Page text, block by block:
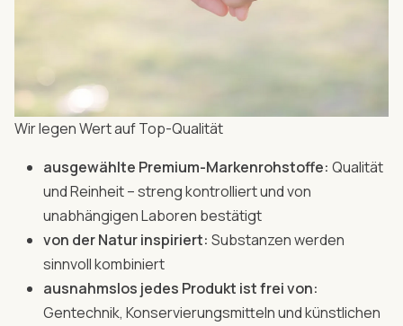
Wir legen Wert auf Top-Qualität
ausgewählte Premium-Markenrohstoffe: Qualität
und Reinheit – streng kontrolliert und von
unabhängigen Laboren bestätigt
von der Natur inspiriert: Substanzen werden
sinnvoll kombiniert
ausnahmslos jedes Produkt ist frei von:
Gentechnik, Konservierungsmitteln und künstlichen